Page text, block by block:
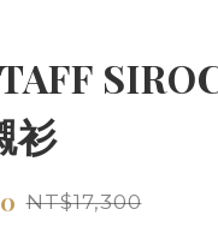
衫
NT$17,300